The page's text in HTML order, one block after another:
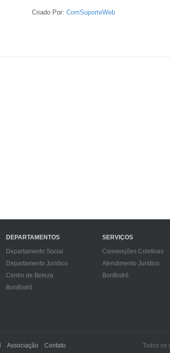
Criado Por: ComSuporteWeb
DEPARTAMENTOS
Departamento Social
Departamento Jurídico
Centro de Beleza
BonBistrô
SERVIÇOS
Convenções Coletivas
Atendimento Jurídico
BonBistrô
Associação Contato Todos os